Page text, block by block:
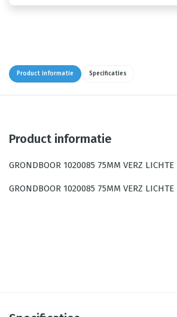
Product informatie Specificaties
Product informatie
GRONDBOOR 1020085 75MM VERZ
GRONDBOOR 1020085 75MM VERZ